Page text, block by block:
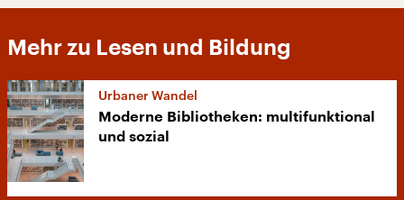
Mehr zu Lesen und Bildung
Urbaner Wandel
Moderne Bibliotheken: multifunktional
und sozial